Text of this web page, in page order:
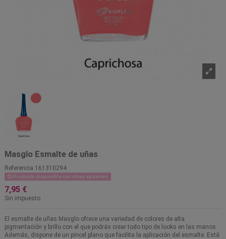
Masglo Esmalte de uñas
Referencia 161310294
Producto disponible con otras opciones
7,95 €
Sin impuesto
El esmalte de uñas Masglo ofrece una variedad de colores de alta
pigmentación y brillo con el que podrás crear todo tipo de looks en las manos.
Además, dispone de un pincel plano que facilita la aplicación del esmalte. Está